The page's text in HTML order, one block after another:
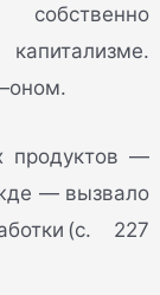
продуктов —
— вызвало
(с. 227